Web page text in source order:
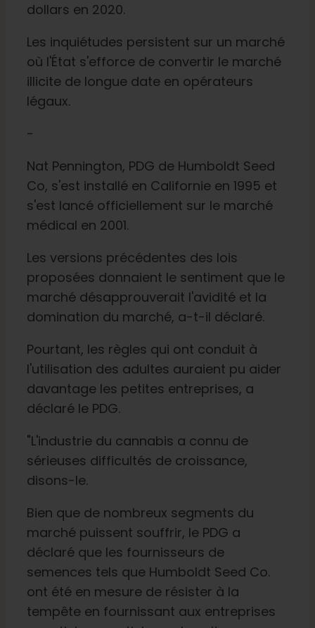
dollars en 2020.
Les inquiétudes persistent sur un marché
où l'État s'efforce de convertir le marché
illicite de longue date en opérateurs
légaux.
-
Nat Pennington, PDG de Humboldt Seed
Co, s'est installé en Californie en 1995 et
s'est lancé officiellement sur le marché
médical en 2001.
Les versions précédentes des lois
proposées donnaient le sentiment que le
marché désapprouverait l'avidité et la
domination du marché, a-t-il déclaré.
Pourtant, les règles qui ont conduit à
l'utilisation des adultes auraient pu aider
davantage les petites entreprises, a
déclaré le PDG.
"L'industrie du cannabis a connu de
sérieuses difficultés de croissance,
disons-le.
Bien que de nombreux segments du
marché puissent souffrir, le PDG a
déclaré que les fournisseurs de
semences tels que Humboldt Seed Co.
ont été en mesure de résister à la
tempête en fournissant aux entreprises